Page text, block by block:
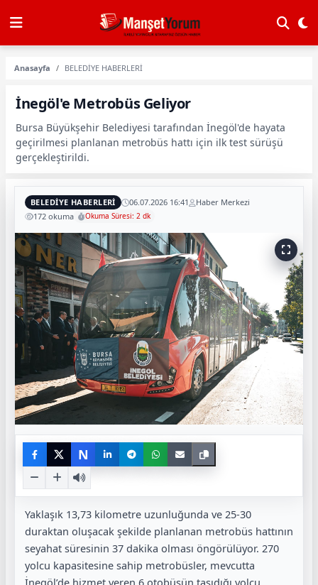
Anasayfa BELEDİYE HABERLERİ
İnegöl'e Metrobüs Geliyor
Bursa Büyükşehir Belediyesi tarafından İnegöl'de hayata
geçirilmesi planlanan metrobüs hattı için ilk test sürüşü
gerçekleştirildi.
BELEDİYE HABERLERİ 06.07.2026 16:41
Haber Merkezi
172 okuma
Okuma Süresi: 2 dk
N
Yaklaşık 13,73 kilometre uzunluğunda ve 25-30
duraktan oluşacak şekilde planlanan metrobüs hattının
seyahat süresinin 37 dakika olması öngörülüyor. 270
yolcu kapasitesine sahip metrobüsler, mevcutta